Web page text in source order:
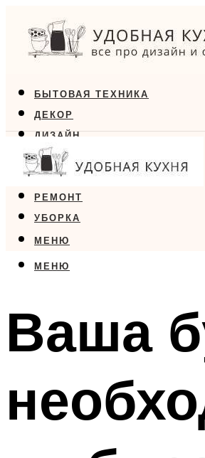
БЫТОВАЯ ТЕХНИКА
ДЕКОР
ДИЗАЙН
ЕДА
МЕБЕЛЬ
РЕМОНТ
УБОРКА
МЕНЮ
МЕНЮ
Ваша